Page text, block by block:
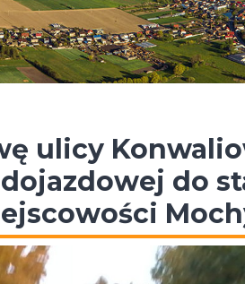
ulicy
do